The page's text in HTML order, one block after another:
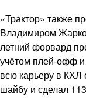
«Трактор» также
Владимиром
летний форвард
учётом плей-офф и
всю карьеру в КХЛ
шайбу и сделал